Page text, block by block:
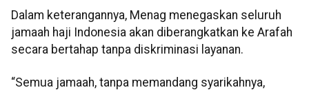
Dalam keterangannya, Menag menegaskan seluruh
jamaah haji Indonesia akan diberangkatkan ke Arafah
secara bertahap tanpa diskriminasi layanan.
“Semua jamaah, tanpa memandang syarikahnya,